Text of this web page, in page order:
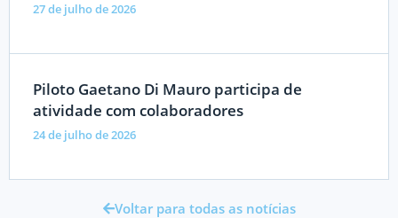
27 de julho de 2026
Piloto Gaetano Di Mauro participa de
atividade com colaboradores
24 de julho de 2026
Voltar para todas as notícias